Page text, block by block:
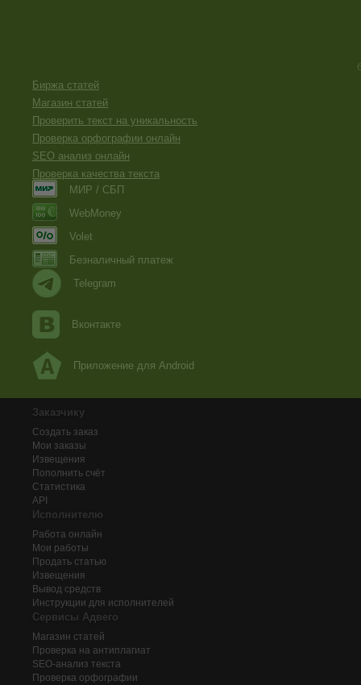
Биржа статей
Магазин статей
Проверить текст на уникальность
Проверка орфографии онлайн
SEO анализ онлайн
Проверка качества текста
МИР / СБП
WebMoney
Volet
Безналичный платеж
Telegram
Вконтакте
Приложение для Android
Заказчику
Создать заказ
Мои заказы
Извещения
Пополнить счёт
Статистика
API
Исполнителю
Работа онлайн
Мои работы
Продать статью
Извещения
Вывод средств
Инструкции для исполнителей
Сервисы Адвего
Магазин статей
Проверка на антиплагиат
SEO-анализ текста
Проверка орфографии